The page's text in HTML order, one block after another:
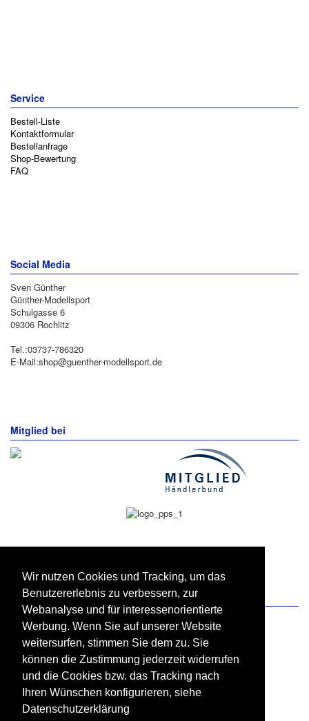
Wir nutzen Cookies und Tracking, um das
Benutzererlebnis zu verbessern, zur
Webanalyse und für interessenorientierte
Werbung. Wenn Sie auf unserer Website
weitersurfen, stimmen Sie dem zu. Sie
können die Zustimmung jederzeit widerrufen
und die Cookies bzw. das Tracking nach
Ihren Wünschen konfigurieren, siehe
Datenschutzerklärung
Service
Bestell-Liste
Kontaktformular
Bestellanfrage
Shop-Bewertung
FAQ
Social Media
Sven Günther
Günther-Modellsport
Schulgasse 6
09306 Rochlitz
Tel.:03737-786320
E-Mail:shop@guenther-modellsport.de
Mitglied bei
Zahlung und Versand